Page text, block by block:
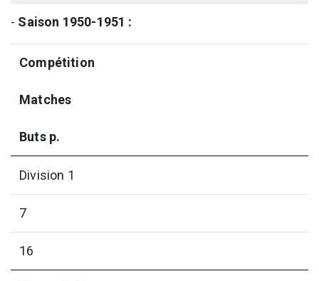
- Saison 1950-1951 :
Compétition
Matches
Buts p.
Division 1
7
16